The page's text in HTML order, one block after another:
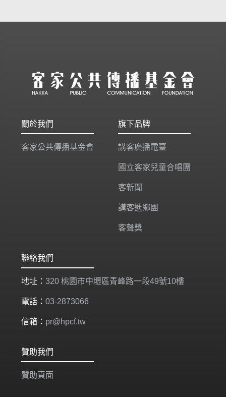
關於我們
客家公共傳播基金會
旗下品牌
講客廣播電臺
國立客家兒童合唱團
客新聞
講客進鄉團
客聲獎
聯絡我們
地址： 320 桃園市中壢區青峰路一段49號10樓
電話： 03-2873066
信箱： pr@hpcf.tw
贊助我們
贊助頁面